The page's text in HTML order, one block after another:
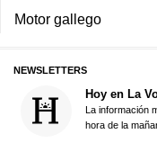
Motor gallego
NEWSLETTERS
Hoy en La
La información
hora de la